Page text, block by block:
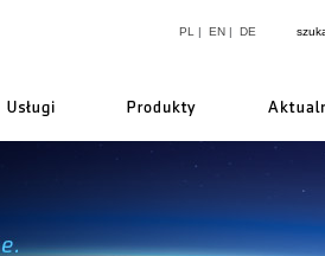
PL | EN| DE